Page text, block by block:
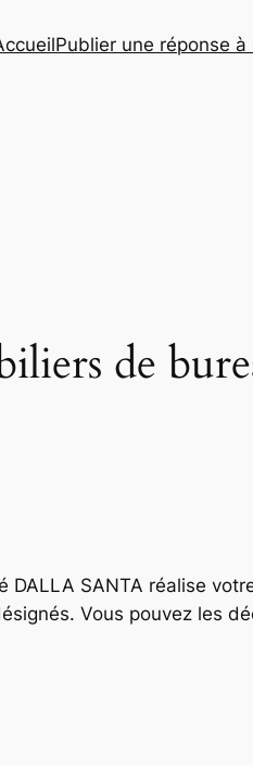
Publier une réponse
de
DALLA SANTA réalise
Vous pouvez les